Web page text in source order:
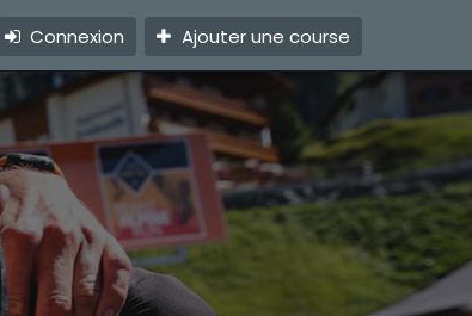
Connexion Ajouter une course